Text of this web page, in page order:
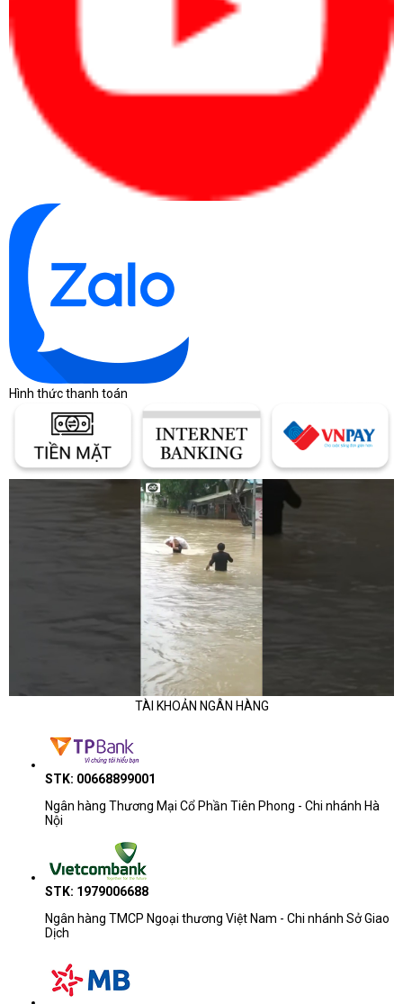
3. HIỆU NĂNG THỰC TẾ CỦA CPU INTEL CORE I5-13400F
Hiệu năng chơi game:
13400F có thể chiến hầu hết các game ở mức cài đặt cao
nhất với FPS cao (trên 60 FPS).
13400F có thể chiến hầu hết các game ở mức cài đặt cao
với FPS trung bình (40-60 FPS).
Khả năng chơi game ở độ phân giải 4K:
13400F có thể chiến một số game ở mức cài đặt trung
bình với FPS trung bình (30-40 FPS).
Hiệu năng đa nhiệm:
Nhờ sở hữu 6 nhân và 12 luồng, i5-13400F có khả năng đa nhiệm
tốt, thực hiện nhiều tác vụ cùng lúc một cách mượt mà. CPU có thể
xử lý nhanh chóng các tác vụ nặng như chỉnh sửa video, render hình
ảnh, lập trình, v.v.. Tuy nhiên, hiệu năng đa nhiệm của i5-13400F vẫn
thấp hơn Ryzen 7 7800X.
. Nhiệt độ và mức tiêu thụ điện:
i5-13400F có mức tiêu thụ điện cao, lên đến 117W. Do đó, bạn cần
sử dụng hệ thống tản nhiệt tốt để đảm bảo CPU hoạt động ổn định.
Nhiệt độ của CPU có thể lên cao khi thực hiện các tác vụ nặng.
4. CÓ NÊN MUA BỘ VI XỬ LÝ INTEL CORE I5-13400F
KHÔNG?
Việc nên mua chip CPU Intel Core i5-13400F phụ thuộc rất nhiều vào
nhu cầu sử dụng của bạn, cũng như là ngân sách bạn có thể bỏ ra
để sở hữu 1 bộ chip vi xử lý đó. Chúng ta có thể kể tới 1 số ưu điểm
và nhược điểm của con chip này như sau:
Lý do nên mua:
Hiệu năng chơi game mạnh mẽ:
chơi game mạnh mẽ, có thể đáp ứng tốt nhu cầu chơi
Khả năng đa nhiệm tốt:
Hình thức thanh toán
TÀI KHOẢN NGÂN HÀNG
STK: 00668899001
Ngân hàng Thương Mại Cổ Phần Tiên Phong - Chi nhánh Hà
Nội
STK: 1979006688
Ngân hàng TMCP Ngoại thương Việt Nam - Chi nhánh Sở Giao
Dịch